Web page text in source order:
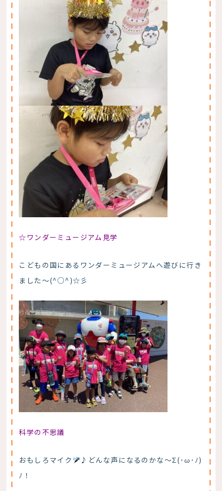
☆ワンダーミュージアム見学
こどもの国にあるワンダーミュージアムへ遊びに行き
ました～(^○^)☆彡
科学の不思議
おもしろマイク
♪どんな声になるのかな～Σ(･ω･ﾉ)
ﾉ！